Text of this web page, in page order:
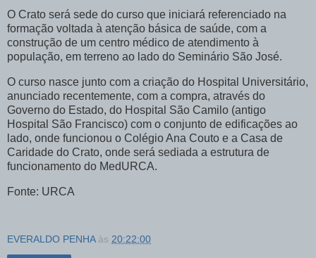
O Crato será sede do curso que iniciará referenciado na
formação voltada à atenção básica de saúde, com a
construção de um centro médico de atendimento à
população, em terreno ao lado do Seminário São José.
O curso nasce junto com a criação do Hospital Universitário,
anunciado recentemente, com a compra, através do
Governo do Estado, do Hospital São Camilo (antigo
Hospital São Francisco) com o conjunto de edificações ao
lado, onde funcionou o Colégio Ana Couto e a Casa de
Caridade do Crato, onde será sediada a estrutura de
funcionamento do MedURCA.
Fonte: URCA
EVERALDO PENHA às 20:22:00